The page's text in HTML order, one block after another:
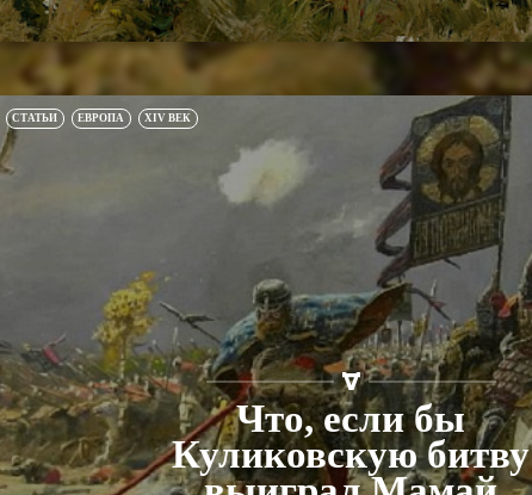
СТАТЬИ ЕВРОПА XIV ВЕК
Что, если бы
Куликовскую битву